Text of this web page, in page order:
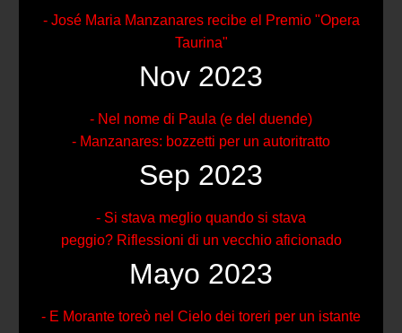
- José Maria Manzanares recibe el Premio "Opera
Taurina"
Nov 2023
- Nel nome di Paula (e del duende)
- Manzanares: bozzetti per un autoritratto
Sep 2023
- Si stava meglio quando si stava
peggio? Riflessioni di un vecchio aficionado
Mayo 2023
- E Morante toreò nel Cielo dei toreri per un istante